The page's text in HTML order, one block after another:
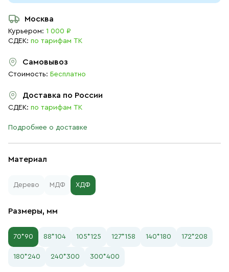
Материал
Дерево МДФ ХДФ
Размеры, мм
70*90 88*104 105*125 127*158 140*180 172*208
180*240 240*300 300*400
Москва
Курьером: 1 000 ₽
СДЕК: по тарифам ТК
Самовывоз
Стоимость: Бесплатно
Доставка по России
СДЕК: по тарифам ТК
Подробнее о доставке